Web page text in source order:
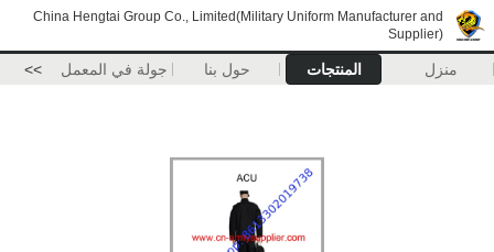
China Hengtai Group Co., Limited(Military Uniform Manufacturer
المنتجات حول بنا جولة في المعمل >>